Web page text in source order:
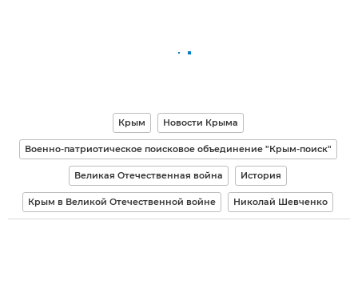
Крым Новости Крыма
Военно-патриотическое поисковое объединение "Крым-поиск"
Великая Отечественная война История
Крым в Великой Отечественной войне Николай Шевченко